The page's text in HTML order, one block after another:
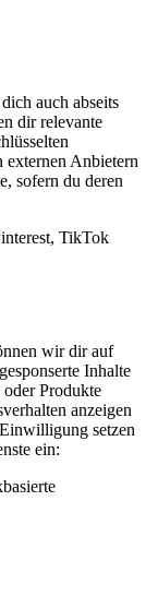
auch abseits
dir relevante
externen Anbietern
sofern du deren
TikTok
wir dir auf
Inhalte
oder Produkte
anzeigen
setzen
ein: